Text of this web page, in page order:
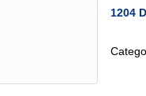
1204 D